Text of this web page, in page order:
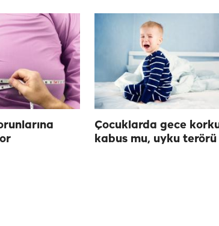
Çocuklarda gece
kabus mu, uyku terörü